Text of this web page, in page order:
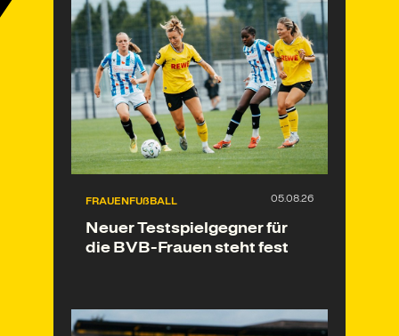
FRAUENFUßBALL
Neuer Testspielgegner für
die BVB-Frauen steht fest